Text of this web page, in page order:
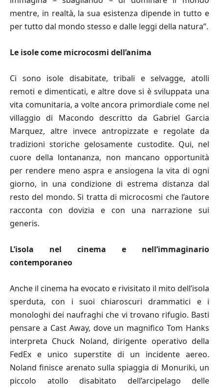
mentre, in realtà, la sua esistenza dipende in tutto e
per tutto dal mondo stesso e dalle leggi della natura”.
Le isole come microcosmi dell’anima
Ci sono isole disabitate, tribali e selvagge, atolli
remoti e dimenticati, e altre dove si è sviluppata una
vita comunitaria, a volte ancora primordiale come nel
villaggio di Macondo descritto da Gabriel Garcia
Marquez, altre invece antropizzate e regolate da
tradizioni storiche gelosamente custodite. Qui, nel
cuore della lontananza, non mancano opportunità
per rendere meno aspra e ansiogena la vita di ogni
giorno, in una condizione di estrema distanza dal
resto del mondo. Si tratta di microcosmi che l’autore
racconta con dovizia e con una narrazione sui
generis.
L’isola nel cinema e nell’immaginario
contemporaneo
Anche il cinema ha evocato e rivisitato il mito dell’isola
sperduta, con i suoi chiaroscuri drammatici e i
monologhi dei naufraghi che vi trovano rifugio. Basti
pensare a Cast Away, dove un magnifico Tom Hanks
interpreta Chuck Noland, dirigente operativo della
FedEx e unico superstite di un incidente aereo.
Noland finisce arenato sulla spiaggia di Monuriki, un
piccolo atollo disabitato dell’arcipelago delle